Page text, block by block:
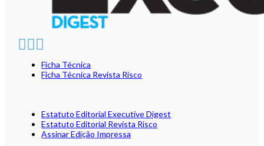
Ficha Técnica
Ficha Técnica Revista Risco
Estatuto Editorial Executive Digest
Estatuto Editorial Revista Risco
Assinar Edição Impressa